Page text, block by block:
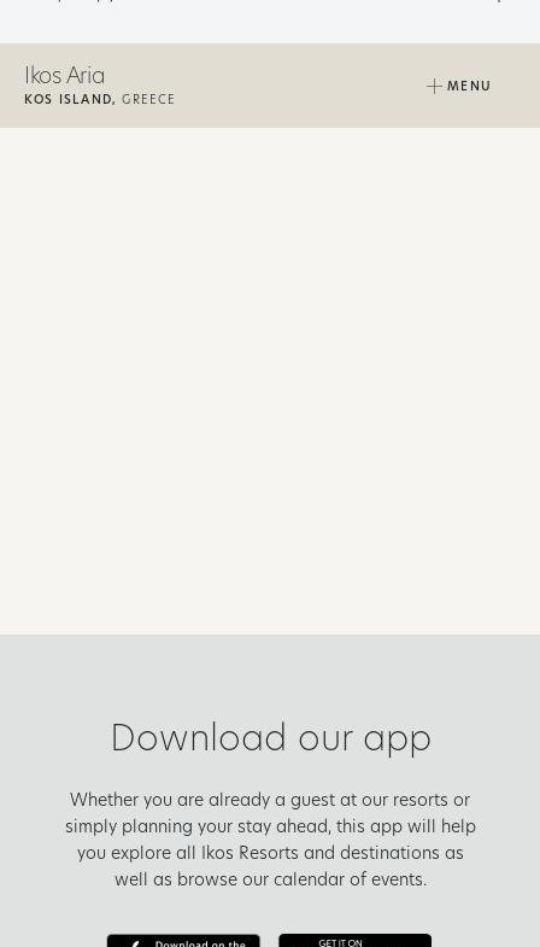
Ikos Aria
KOS ISLAND, GREECE
MENU
Download our app
Whether you are already a guest at our resorts or
simply planning your stay ahead, this app will help
you explore all Ikos Resorts and destinations as
well as browse our calendar of events.